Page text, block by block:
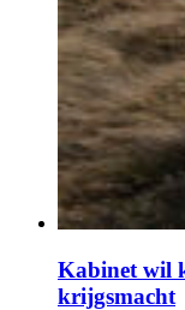
Kabinet wil
krijgsmacht